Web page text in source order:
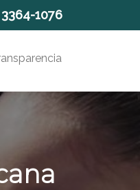
3364-1076